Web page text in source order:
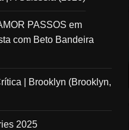
PASSOS em
com Beto Bandeira
| Brooklyn (Brooklyn,
2025